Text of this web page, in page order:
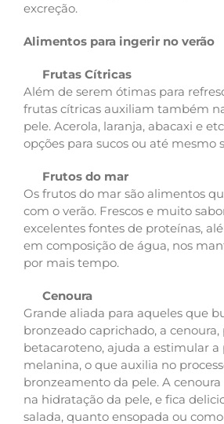
excreção.
Alimentos para ingerir no verão
Frutas Cítricas
Além de serem ótimas para
frutas cítricas auxiliam também
pele. Acerola, laranja, abacaxi e
opções para sucos ou até mesmo
Frutos do mar
Os frutos do mar são alimentos
com o verão. Frescos e muito
excelentes fontes de proteínas,
em composição de água, nos
por mais tempo.
Cenoura
Grande aliada para aqueles que
bronzeado caprichado, a cenoura,
betacaroteno, ajuda a estimular a
melanina, o que auxilia no
bronzeamento da pele. A
na hidratação da pele, e fica
salada, quanto ensopada ou